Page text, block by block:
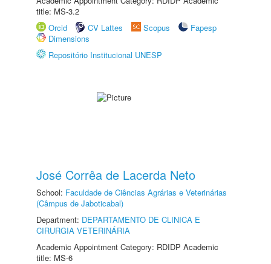
title: MS-3.2
Orcid
CV Lattes Scopus
Fapesp
Dimensions
Repositório Institucional UNESP
José Corrêa de Lacerda Neto
School: Faculdade de Ciências Agrárias e Veterinárias
(Câmpus de Jaboticabal)
Department: DEPARTAMENTO DE CLINICA E
CIRURGIA VETERINÁRIA
Academic Appointment Category: RDIDP Academic
title: MS-6